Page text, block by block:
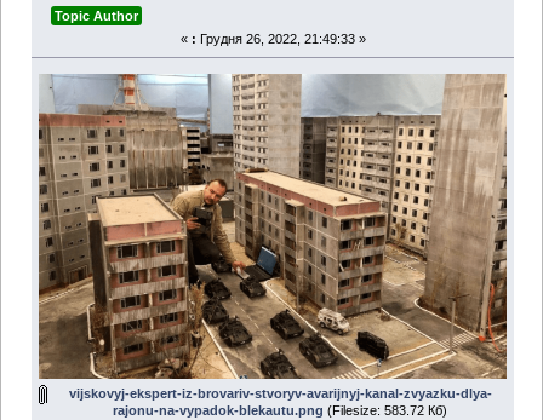
Topic Author
« : Грудня 26, 2022, 21:49:33 »
vijskovyj-ekspert-iz-brovariv-stvoryv-avarijnyj-kanal-zvyazku-dlya-
rajonu-na-vypadok-blekautu.png (Filesize: 583.72 Кб)